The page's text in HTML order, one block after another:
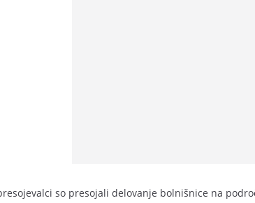
so presojali delovanje bolnišnice na